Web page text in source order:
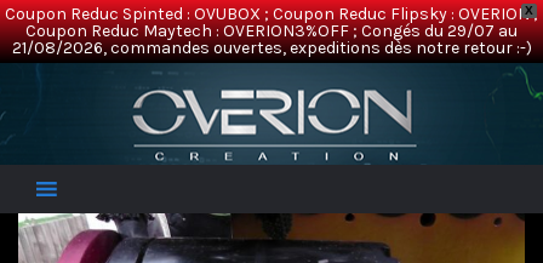
X
Coupon Reduc Spinted : OVUBOX ; Coupon Reduc Flipsky : OVERION ;
Coupon Reduc Maytech : OVERION3%OFF ; Congés du 29/07 au
21/08/2026, commandes ouvertes, expeditions dès notre retour :-)
Overion
Electric Mountainboards